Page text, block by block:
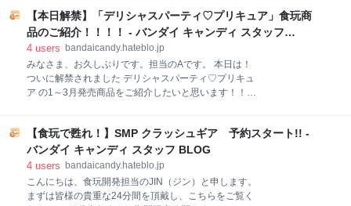
ーズの準備と並行しながら設計を進めていたこと、
様々ありますがようやくこうして皆さまにお披露目で
きます。 皆さまからの熱い商品化希望の声、もろ太に
もちゃんと届いており
いただきます。 楽しみにお待ち頂いた皆様、大変申し
訳ございません。 商品自体は非常に良いものになって
おりますので、 発売までもう1週間お待ち頂けますと
幸いです。 それに伴い発売前製品レビューも来週に延
期とさせて頂きます。 こちらもお待ちいただけますと
幸いです。 製品レビューは延期となってしまいました
します！！ SHODO－X 仮面ライダーシリーズは3月に
発売予定の第15弾にて終了いたします・・！ VSシリ
ーズリ
【本日解禁】「デリシャスパーティ♡プリキュア」食玩商
品のご紹介！！！！ - バンダイ キャンディ スタッフ
BLOG
4 users bandaicandy.hateblo.jp
みなさま、お久しぶりです。担当のAです。 本日は！
ついに解禁されました デリシャスパーティ♡プリキュ
ア の1～3月発売商品をご紹介したいと思います！！
ドグミ」です！ こちらは、デリシャスパーティ♡プリ
キュア食玩商品では最速発売商品になります！ 全種描
き下ろしイラストを使用した、プラスチックカードと
トレーグミがセットになっている商品です。 カードは
全15種で、全て両面カラーイラスト！ さらに、表面に
【食玩で甦れ！】SMP クラッシュギア 予約スタート!! -
バンダイ キャンディ スタッフ BLOG
4 users bandaicandy.hateblo.jp
こんにちは、食玩開発担当のJIN（ジン）と申します。
まずは皆様の貴重な24分間を頂戴し、こちらをご覧く